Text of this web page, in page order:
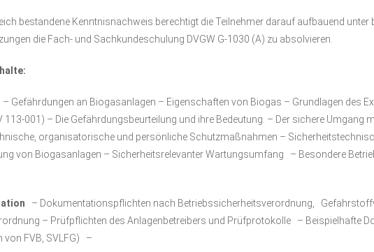
bestandene Kenntnisnachweis berechtigt die Teilnehmer darauf aufbauend unter
die Fach- und Sachkundeschulung DVGW G-1030 (A) zu absolvieren.
– Gefährdungen an Biogasanlagen – Eigenschaften von Biogas – Grundlagen des
113-001) – Die Gefährdungsbeurteilung und ihre Bedeutung. – Der sichere Umgang
organisatorische und persönliche Schutzmaßnahmen –
von Biogasanlagen – Sicherheitsrelevanter Wartungsumfang – Besondere
– Dokumentationspflichten nach Betriebssicherheitsverordnung,
– Prüfpflichten des Anlagenbetreibers und Prüfprotokolle – Beispielhafte
von FVB, SVLFG) –